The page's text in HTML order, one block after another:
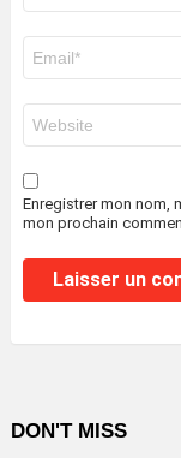
mail
*
web
Enregistrer mon nom,
mon prochain
DON'T MISS